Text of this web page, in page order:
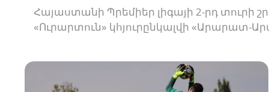
Հայաստանի Պրեմիեր լիգայի 2-րդ տուրի
«Ուրարտուն» կհյուրընկալվի «Արարատ-